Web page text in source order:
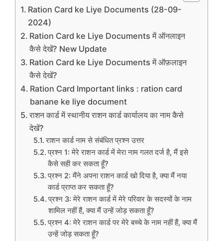
Ration Card ke Liye Documents (28-09-
2024)
Ration Card ke Liye Documents में ऑनलाइन
कैसे देखें? New Update
Ration Card ke Liye Documents में ऑफ़लाइन
कैसे देखें?
Ration Card Important links : ration card
banane ke liye document
राशन कार्ड में स्थानीय राशन कार्ड कार्यालय का नाम कैसे
देखें?
राशन कार्ड नाम से संबंधित प्रश्न उत्तर
प्रश्न 1: मेरे राशन कार्ड में मेरा नाम गलत दर्ज है, मैं इसे
कैसे सही कर सकता हूँ?
प्रश्न 2: मैंने अपना राशन कार्ड खो दिया है, क्या मैं नया
कार्ड प्राप्त कर सकता हूँ?
प्रश्न 3: मेरे राशन कार्ड में मेरे परिवार के सदस्यों के नाम
शामिल नहीं हैं, क्या मैं उन्हें जोड़ सकता हूँ?
प्रश्न 4: मेरे राशन कार्ड पर मेरे बच्चे के नाम नहीं हैं, क्या मैं
उन्हें जोड़ सकता हूँ?